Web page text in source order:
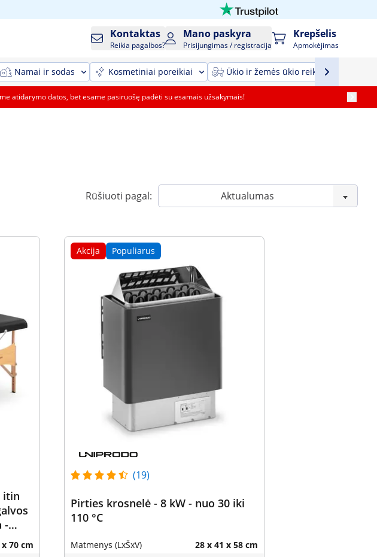
Kontaktas
Reikia pagalbos?
Mano paskyra
Prisijungimas / registracija
Krepšelis
Apmokėjimas
Namai ir sodas Kosmetiniai poreikiai Ūkio ir žemės ūkio reikmenys ir
atidarymo datos, bet esame pasiruošę padėti su esamais užsakymais!
Rūšiuoti pagal:
itin
-
70 cm
Akcija Populiarus
(19)
Pirties krosnelė - 8 kW - nuo 30 iki
110 °C
Matmenys (LxŠxV) 28 x 41 x 58 cm